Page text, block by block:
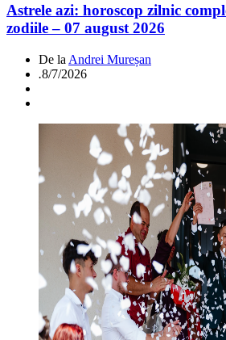
Astrele azi: horoscop zilnic
zodiile – 07 august 2026
De la Andrei Mureșan
.8/7/2026